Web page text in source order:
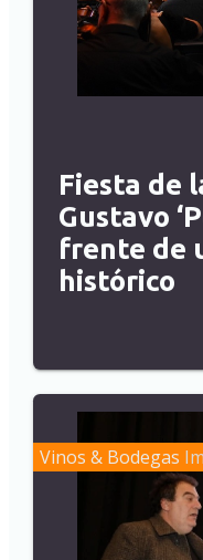
Fiesta de
Gustavo
frente de
histórico
Vinos & Bodegas